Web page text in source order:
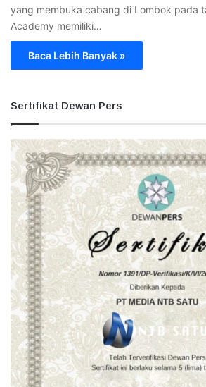
yang membuka cabang di Lombok pada
Academy memiliki…
Baca Lebih Banyak »
Sertifikat Dewan Pers